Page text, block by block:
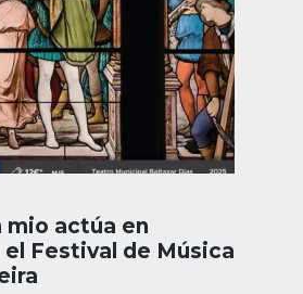
mio actúa en
Festival de Música